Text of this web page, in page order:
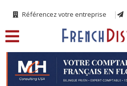
Référencez votre entreprise